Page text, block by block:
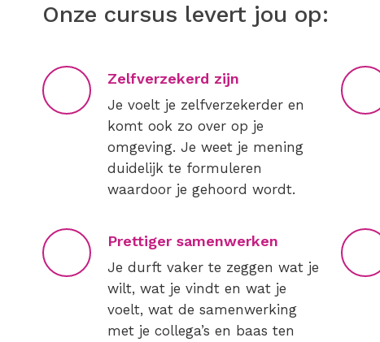
Onze cursus levert jou op:
Zelfverzekerd zijn
Je voelt je zelfverzekerder en
komt ook zo over op je
omgeving. Je weet je mening
duidelijk te formuleren
waardoor je gehoord wordt.
Prettiger samenwerken
Je durft vaker te zeggen wat je
wilt, wat je vindt en wat je
voelt, wat de samenwerking
met je collega’s en baas ten